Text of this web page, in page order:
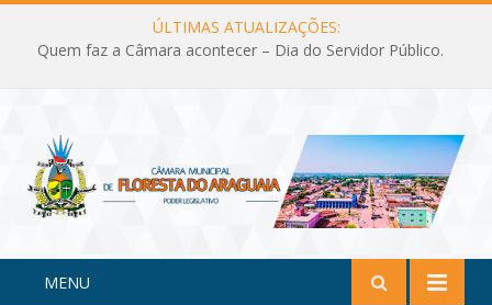
ÚLTIMAS ATUALIZAÇÕES:
Quem faz a Câmara acontecer – Dia do Servidor Público.
MENU